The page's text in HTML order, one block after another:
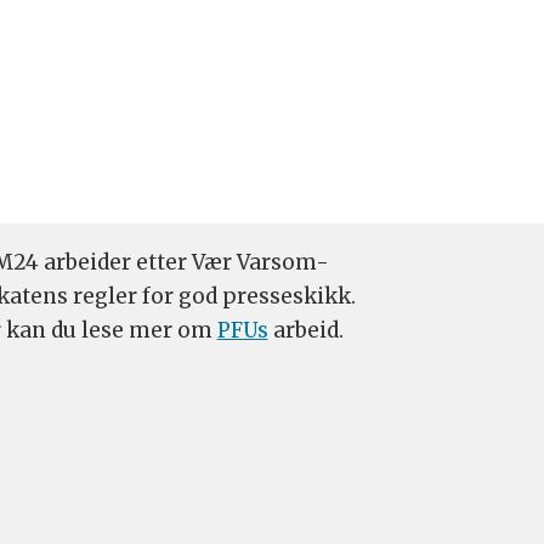
arbeider etter Vær Varsom-
regler for god presseskikk.
kan du lese mer omPFUs arbeid.